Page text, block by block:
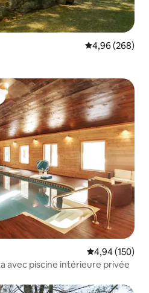
Note
4,96 (268)
Note
4,94 (150)
avec piscine intérieure privée